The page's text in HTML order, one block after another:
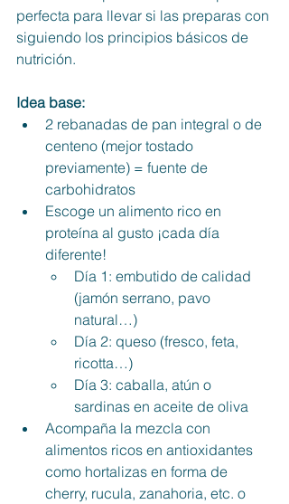
perfecta para llevar si las preparas con
siguiendo los principios básicos de
nutrición.
Idea base:
2 rebanadas de pan integral o de
centeno (mejor tostado
previamente) = fuente de
carbohidratos
Escoge un alimento rico en
proteína al gusto ¡cada día
diferente!
Día 1: embutido de calidad
(jamón serrano, pavo
natural…)
Día 2: queso (fresco, feta,
ricotta…)
Día 3: caballa, atún o
sardinas en aceite de oliva
Acompaña la mezcla con
alimentos ricos en antioxidantes
como hortalizas en forma de
cherry, rucula, zanahoria, etc. o